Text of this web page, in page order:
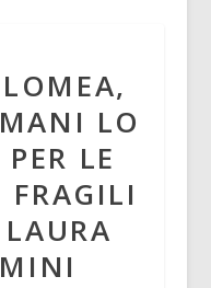
LO
LE
FRAGILI